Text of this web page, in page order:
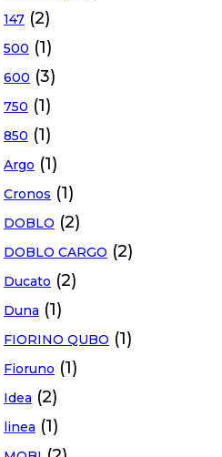
147 (2)
500 (1)
600 (3)
750 (1)
850 (1)
Argo (1)
Cronos (1)
DOBLO (2)
DOBLO CARGO (2)
Ducato (2)
Duna (1)
FIORINO QUBO (1)
Fioruno (1)
Idea (2)
linea (1)